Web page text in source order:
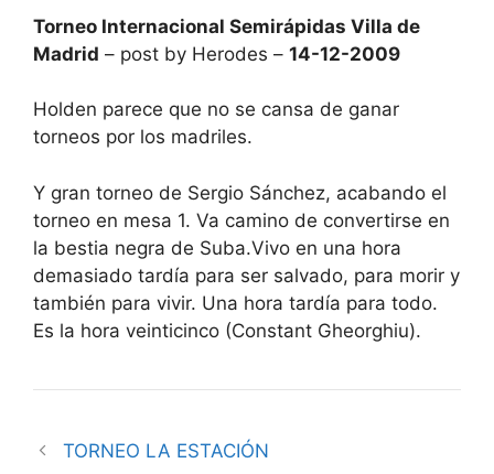
Torneo Internacional Semirápidas Villa de
Madrid – post by Herodes – 14-12-2009
Holden parece que no se cansa de ganar
torneos por los madriles.
Y gran torneo de Sergio Sánchez, acabando el
torneo en mesa 1. Va camino de convertirse en
la bestia negra de Suba.Vivo en una hora
demasiado tardía para ser salvado, para morir y
también para vivir. Una hora tardía para todo.
Es la hora veinticinco (Constant Gheorghiu).
TORNEO LA ESTACIÓN